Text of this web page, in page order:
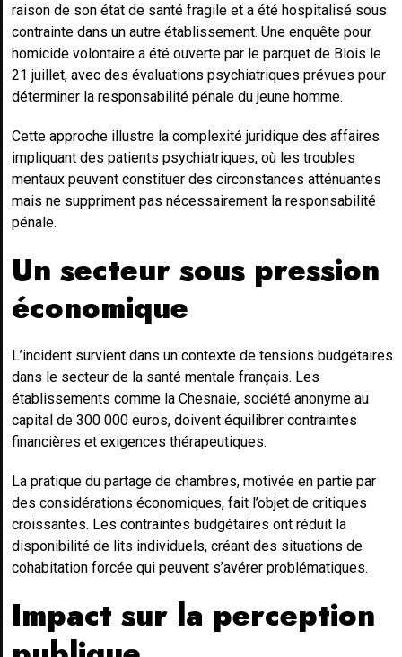
raison de son état de santé fragile et a été hospitalisé sous
contrainte dans un autre établissement. Une enquête pour
homicide volontaire a été ouverte par le parquet de Blois le
21 juillet, avec des évaluations psychiatriques prévues pour
déterminer la responsabilité pénale du jeune homme.
Cette approche illustre la complexité juridique des affaires
impliquant des patients psychiatriques, où les troubles
mentaux peuvent constituer des circonstances atténuantes
mais ne suppriment pas nécessairement la responsabilité
pénale.
Un secteur sous pression
économique
L’incident survient dans un contexte de tensions budgétaires
dans le secteur de la santé mentale français. Les
établissements comme la Chesnaie, société anonyme au
capital de 300 000 euros, doivent équilibrer contraintes
financières et exigences thérapeutiques.
La pratique du partage de chambres, motivée en partie par
des considérations économiques, fait l’objet de critiques
croissantes. Les contraintes budgétaires ont réduit la
disponibilité de lits individuels, créant des situations de
cohabitation forcée qui peuvent s’avérer problématiques.
Impact sur la perception